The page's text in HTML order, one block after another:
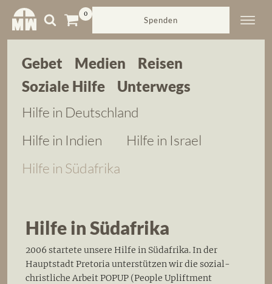
Spenden
Gebet Medien
Reisen
Soziale Hilfe
Unterwegs
Hilfe in Deutschland
Hilfe in Indien
Hilfe in Israel
Hilfe in Südafrika
Hilfe in Südafrika
2006 startete unsere Hilfe in Südafrika. In der
Hauptstadt Pretoria unterstützen wir die sozial-
christliche Arbeit POPUP (People Upliftment